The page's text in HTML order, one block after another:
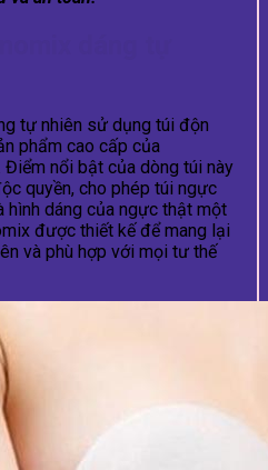
tự nhiên sử dụng túi độn
phẩm cao cấp của
nổi bật của dòng túi này
quyền, cho phép túi ngực
hình dáng của ngực thật một
được thiết kế để mang lại
và phù hợp với mọi tư thế